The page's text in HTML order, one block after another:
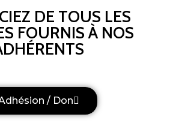
DE TOUS LES
FOURNIS À NOS
/ Don